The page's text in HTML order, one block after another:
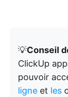
💡Conseil
ClickUp
pouvoir
ligne et les